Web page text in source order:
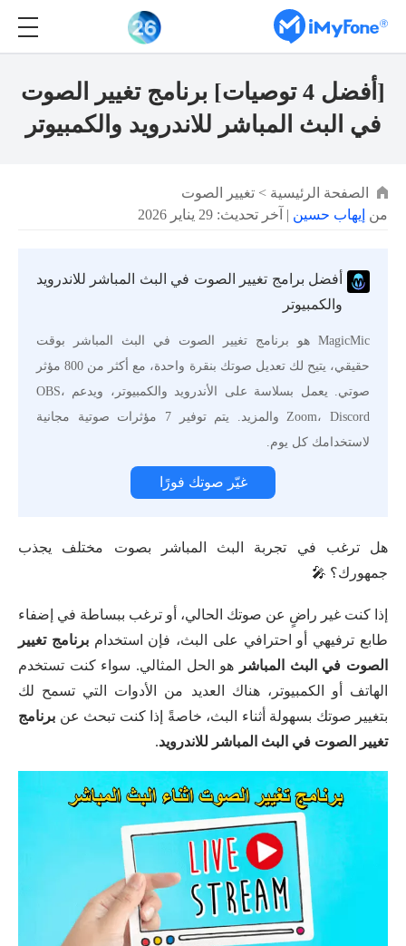
[أفضل 4 توصيات] برنامج تغيير الصوت
في البث المباشر للاندرويد والكمبيوتر
الصفحة الرئيسية > تغيير الصوت
من إيهاب حسين | آخر تحديث: 29 يناير 2026
أفضل برامج تغيير الصوت في البث المباشر للاندرويد
والكمبيوتر
MagicMic هو برنامج تغيير الصوت في البث المباشر بوقت
حقيقي، يتيح لك تعديل صوتك بنقرة واحدة، مع أكثر من 800 مؤثر
صوتي. يعمل بسلاسة على الأندرويد والكمبيوتر، ويدعم OBS،
Zoom، Discord والمزيد. يتم توفير 7 مؤثرات صوتية مجانية
لاستخدامك كل يوم.
غيّر صوتك فورًا
هل ترغب في تجربة البث المباشر بصوت مختلف يجذب
جمهورك؟ 🎤
إذا كنت غير راضٍ عن صوتك الحالي، أو ترغب ببساطة في إضفاء
طابع ترفيهي أو احترافي على البث، فإن استخدامبرنامج تغيير
الصوت في البث المباشر
هو الحل المثالي. سواء كنت تستخدم
الهاتف أو الكمبيوتر، هناك العديد من الأدوات التي تسمح لك
بتغيير صوتك بسهولة أثناء البث، خاصةً إذا كنت تبحث عن برنامج
تغيير الصوت في البث المباشر للاندرويد.